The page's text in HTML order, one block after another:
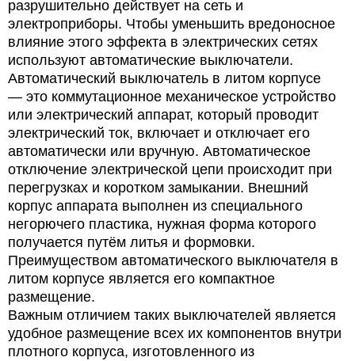
разрушительно действует на сеть и
электроприборы. Чтобы уменьшить вредоносное
влияние этого эффекта в электрических сетях
используют автоматические выключатели.
Автоматический выключатель в литом корпусе
— это коммутационное механическое устройство
или электрический аппарат, который проводит
электрический ток, включает и отключает его
автоматически или вручную. Автоматическое
отключение электрической цепи происходит при
перегрузках и коротком замыкании. Внешний
корпус аппарата выполнен из специального
негорючего пластика, нужная форма которого
получается путём литья и формовки.
Преимуществом автоматического выключателя в
литом корпусе является его компактное
размещение.
Важным отличием таких выключателей является
удобное размещение всех их компонентов внутри
плотного корпуса, изготовленного из